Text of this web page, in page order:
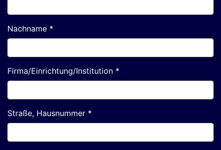
Nachname *
Firma/Einrichtung/Institution *
Straße, Hausnummer *